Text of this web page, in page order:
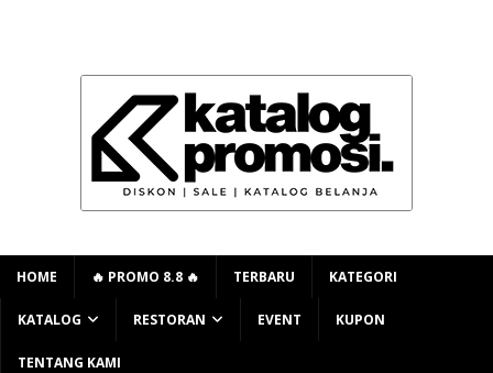
HOME 🔥 PROMO 8.8 🔥 TERBARU KATEGORI
KATALOG RESTORAN EVENT KUPON
TENTANG KAMI